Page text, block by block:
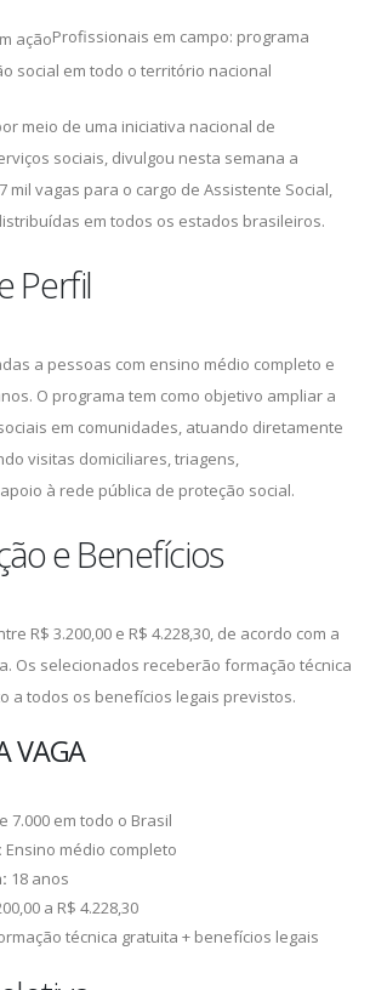
Profissionais em campo: programa
social em todo o território nacional
meio de uma iniciativa nacional de
sociais, divulgou nesta semana a
mil vagas para o cargo de Assistente Social,
em todos os estados brasileiros.
Perfil
a pessoas com ensino médio completo e
O programa tem como objetivo ampliar a
em comunidades, atuando diretamente
visitas domiciliares, triagens,
à rede pública de proteção social.
e Benefícios
R$ 3.200,00 e R$ 4.228,30, de acordo com a
Os selecionados receberão formação técnica
a todos os benefícios legais previstos.
VAGA
7.000 em todo o Brasil
Ensino médio completo
18 anos
a R$ 4.228,30
técnica gratuita + benefícios legais